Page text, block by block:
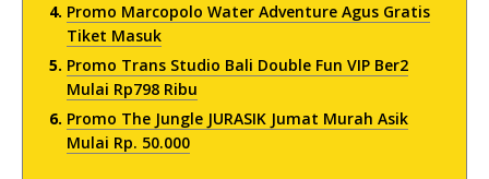
Promo Marcopolo Water Adventure Agus Gratis
Tiket Masuk
Promo Trans Studio Bali Double Fun VIP Ber2
Mulai Rp798 Ribu
Promo The Jungle JURASIK Jumat Murah Asik
Mulai Rp. 50.000